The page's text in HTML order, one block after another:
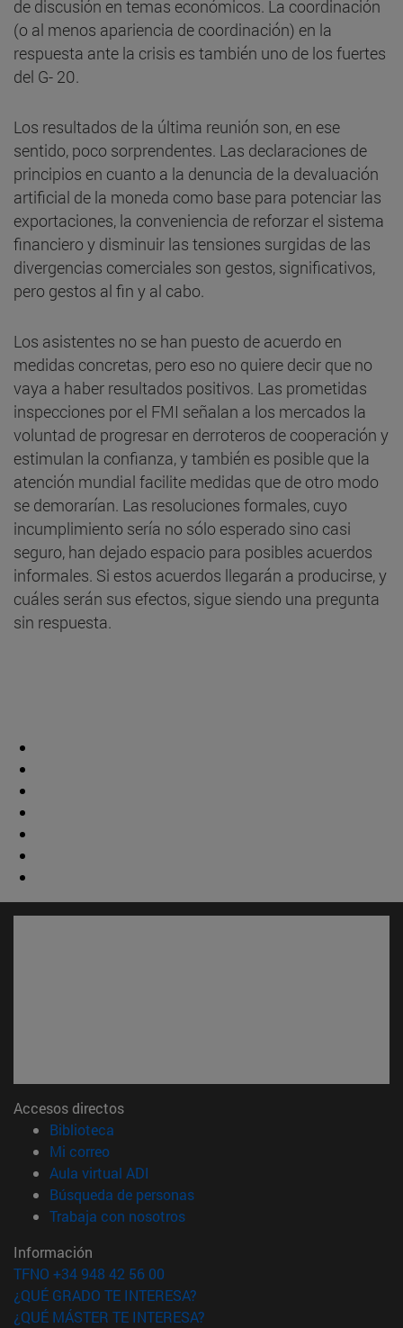
de discusión en temas económicos. La coordinación
(o al menos apariencia de coordinación) en la
respuesta ante la crisis es también uno de los fuertes
del G- 20.
Los resultados de la última reunión son, en ese
sentido, poco sorprendentes. Las declaraciones de
principios en cuanto a la denuncia de la devaluación
artificial de la moneda como base para potenciar las
exportaciones, la conveniencia de reforzar el sistema
financiero y disminuir las tensiones surgidas de las
divergencias comerciales son gestos, significativos,
pero gestos al fin y al cabo.
Los asistentes no se han puesto de acuerdo en
medidas concretas, pero eso no quiere decir que no
vaya a haber resultados positivos. Las prometidas
inspecciones por el FMI señalan a los mercados la
voluntad de progresar en derroteros de cooperación y
estimulan la confianza, y también es posible que la
atención mundial facilite medidas que de otro modo
se demorarían. Las resoluciones formales, cuyo
incumplimiento sería no sólo esperado sino casi
seguro, han dejado espacio para posibles acuerdos
informales. Si estos acuerdos llegarán a producirse, y
cuáles serán sus efectos, sigue siendo una pregunta
sin respuesta.
Accesos directos
Biblioteca
Mi correo(abre en nueva ventana)
Aula virtual ADI
Búsqueda de personas(abre en nueva ventana)
Trabaja con nosotros(abre en nueva ventana)
Información
TFNO +34 948 42 56 00
¿QUÉ GRADO TE INTERESA?
¿QUÉ MÁSTER TE INTERESA?